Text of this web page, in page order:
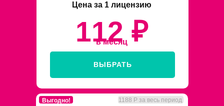
ВЫБРАТЬ
в месяц
112 ₽
Цена за 1 лицензию
Выгодно! 1188 Р за весь период